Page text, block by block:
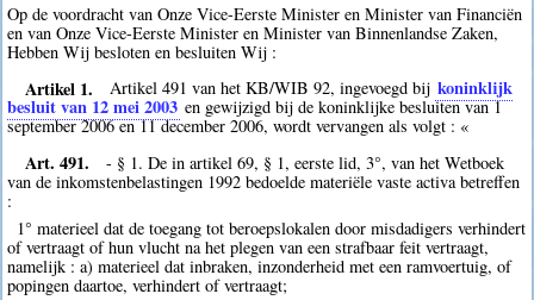
Op de voordracht van Onze Vice-Eerste Minister en Minister van Financiën
en van Onze Vice-Eerste Minister en Minister van Binnenlandse Zaken,
Hebben Wij besloten en besluiten Wij :
Artikel 1. Artikel 491 van het KB/WIB 92, ingevoegd bij koninklijk
besluit van 12 mei 2003 en gewijzigd bij de koninklijke besluiten van 1
september 2006 en 11 december 2006, wordt vervangen als volgt : «
Art. 491.
- § 1. De in artikel 69, § 1, eerste lid, 3°, van het Wetboek
van de inkomstenbelastingen 1992 bedoelde materiële vaste activa betreffen
:
1° materieel dat de toegang tot beroepslokalen door misdadigers verhindert
of vertraagt of hun vlucht na het plegen van een strafbaar feit vertraagt,
namelijk : a) materieel dat inbraken, inzonderheid met een ramvoertuig, of
popingen daartoe, verhindert of vertraagt;